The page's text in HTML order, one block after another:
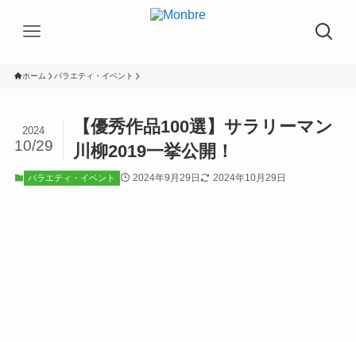
ホーム バラエティ・イベント
【優秀作品100選】サラリーマン
川柳2019一挙公開！
2024
10/29
バラエティ・イベント 2024年9月29日 2024年10月29日